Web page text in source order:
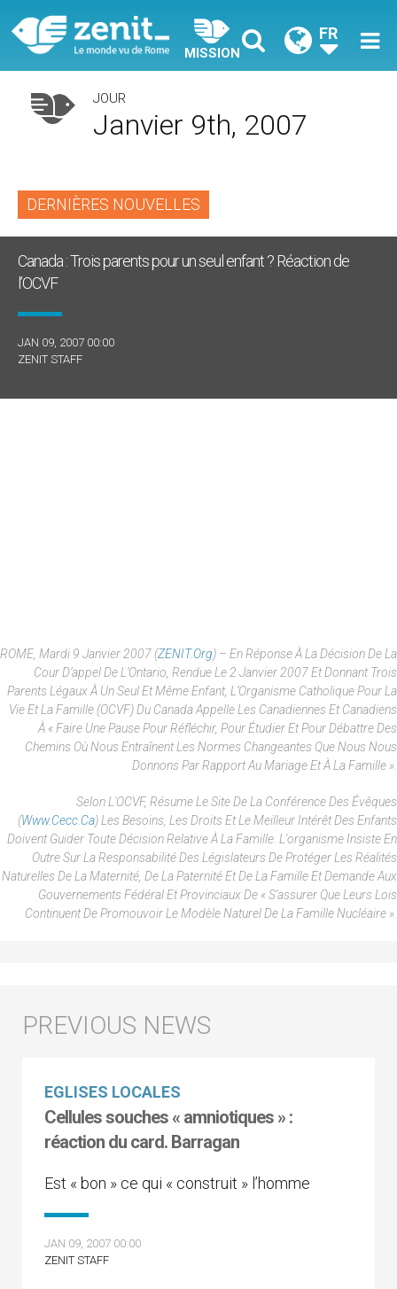
MISSION
FR
JOUR
Janvier 9th, 2007
DERNIÈRES NOUVELLES
Canada : Trois parents pour un seul enfant ? Réaction de
l’OCVF
JAN 09, 2007 00:00
ZENIT STAFF
ROME, Mardi 9 Janvier 2007 (ZENIT.org) – En Réponse À La Décision De La
Cour D’appel De L’Ontario, Rendue Le 2 Janvier 2007 Et Donnant Trois
Parents Légaux À Un Seul Et Même Enfant, L’Organisme Catholique Pour La
Vie Et La Famille (OCVF) Du Canada Appelle Les Canadiennes Et Canadiens
À « Faire Une Pause Pour Réfléchir, Pour Étudier Et Pour Débattre Des
Chemins Où Nous Entraînent Les Normes Changeantes Que Nous Nous
Donnons Par Rapport Au Mariage Et À La Famille ».
Selon L'OCVF, Résume Le Site De La Conférence Des Évêques
(Www.cecc.ca) Les Besoins, Les Droits Et Le Meilleur Intérêt Des Enfants
Doivent Guider Toute Décision Relative À La Famille. L'organisme Insiste En
Outre Sur La Responsabilité Des Législateurs De Protéger Les Réalités
Naturelles De La Maternité, De La Paternité Et De La Famille Et Demande Aux
Gouvernements Fédéral Et Provinciaux De « S’assurer Que Leurs Lois
Continuent De Promouvoir Le Modèle Naturel De La Famille Nucléaire ».
EGLISES LOCALES
Cellules souches « amniotiques » :
réaction du card. Barragan
Est « bon » ce qui « construit » l’homme
JAN 09, 2007 00:00
ZENIT STAFF